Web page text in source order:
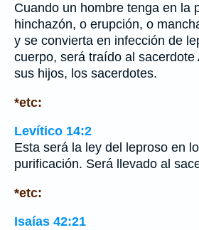
Cuando un hombre tenga en la
hinchazón, o erupción, o
y se convierta en infección de
cuerpo, será traído al sacerdote
sus hijos, los sacerdotes.
*etc:
Levítico 14:2
Esta será la ley del leproso en
purificación. Será llevado al
*etc:
Isaías 42:21